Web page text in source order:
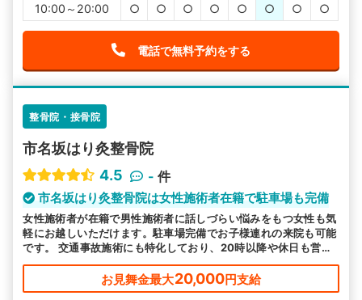
10:00～20:00
○ ○ ○ ○ ○ ○ ○ ○
電話で無料予約をする
整骨院・接骨院
市名坂はり灸整骨院
4.5
- 件
市名坂はり灸整骨院は女性施術者在籍で駐車場も完備
女性施術者が在籍で男性施術者に話しづらい悩みをもつ女性も気
軽にお越しいただけます。駐車場完備でお子様連れの来院も可能
です。 交通事故施術にも特化しており、20時以降や休日も営業
でお忙しい方も通いやすいと好評です。
お見舞金最大20,000円支給